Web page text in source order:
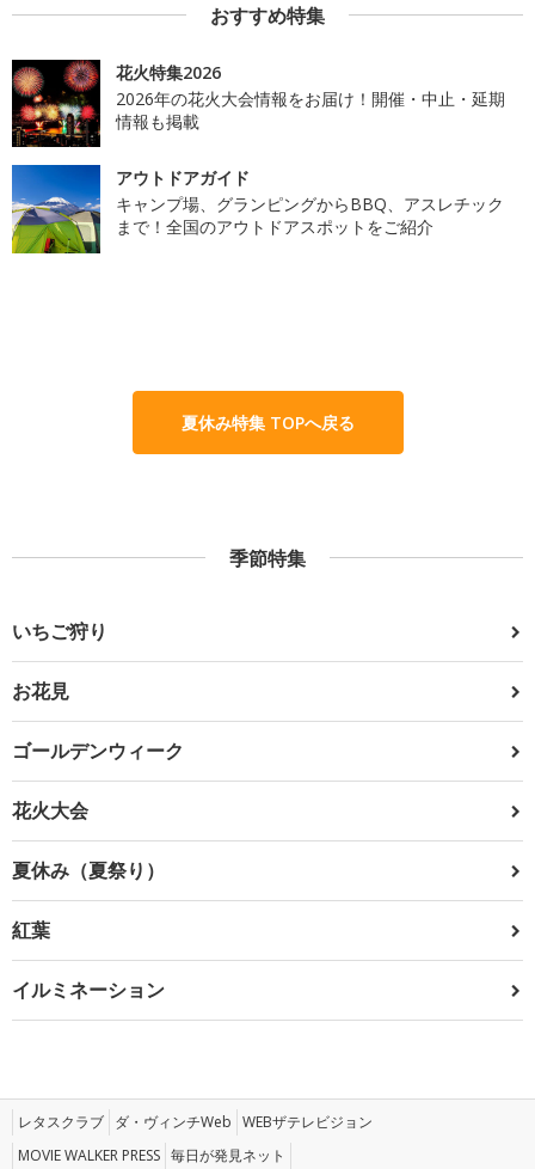
おすすめ特集
花火特集2026
2026年の花火大会情報をお届け！開催・中止・延期
情報も掲載
アウトドアガイド
キャンプ場、グランピングからBBQ、アスレチック
まで！全国のアウトドアスポットをご紹介
夏休み特集 TOPへ戻る
季節特集
いちご狩り
お花見
ゴールデンウィーク
花火大会
夏休み（夏祭り）
紅葉
イルミネーション
レタスクラブ ダ・ヴィンチWeb WEBザテレビジョン
MOVIE WALKER PRESS 毎日が発見ネット